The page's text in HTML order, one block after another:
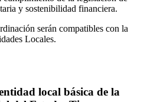
y sostenibilidad financiera.
serán compatibles con la
Locales.
local básica de la